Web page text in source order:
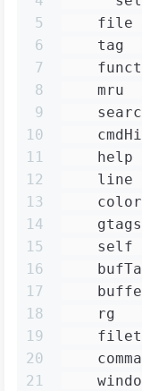
5
6
7
8
9
10
11
12
13
14
15
16
17
18
19
20
21
file
tag
mru
help
line
self
rg